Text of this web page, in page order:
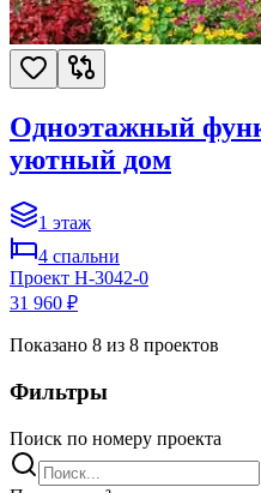
Одноэтажный
уютный дом
1 этаж
4 спальни
Проект H-3042-0
31 960 ₽
Показано 8 из 8 проектов
Фильтры
Поиск по номеру проекта